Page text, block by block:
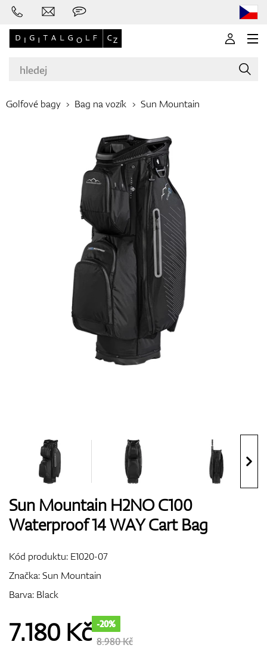
Golfové hole
Oblečení
Rukavice
Bagy
Vozíky
GPS/Dálkoměry
Doplňky
Golfové bagy Bag na vozík Sun Mountain
Sun Mountain H2NO C100
Waterproof 14 WAY Cart Bag
Kód produktu: E1020-07
Značka:Sun Mountain
Barva: Black
7.180 Kč -20%
8.980 Kč